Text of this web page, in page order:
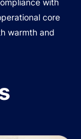
with
core
warmth and